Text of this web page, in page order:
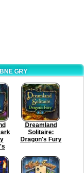
GRY
Dreamland
Solitaire:
Dragon's Fury